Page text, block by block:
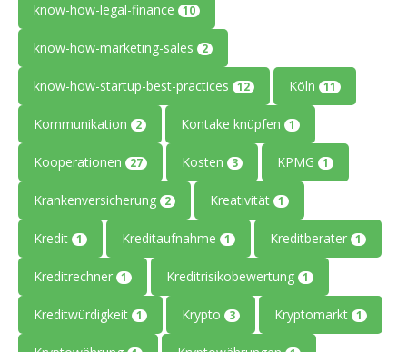
know-how-legal-finance 10
know-how-marketing-sales 2
know-how-startup-best-practices 12 Köln 11
Kommunikation 2 Kontake knüpfen 1
Kooperationen 27 Kosten 3 KPMG 1
Krankenversicherung 2 Kreativität 1
Kredit 1 Kreditaufnahme 1 Kreditberater 1
Kreditrechner 1 Kreditrisikobewertung 1
Kreditwürdigkeit 1 Krypto 3 Kryptomarkt 1